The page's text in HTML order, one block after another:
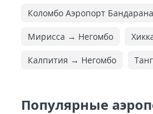
Коломбо Аэропорт
Мирисса → Негомбо
Калпития → Негомбо
Популярные